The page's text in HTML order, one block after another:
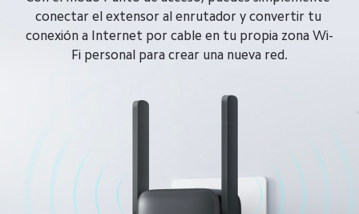
conectar el extensor al enrutador y convertir tu
conexión a Internet por cable en tu propia zona Wi-
Fi personal para crear una nueva red.